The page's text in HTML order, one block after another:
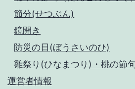
節分(せつぶん)
鏡開き
防災の日(ぼうさいのひ)
雛祭り(ひなまつり)・桃の節
運営者情報